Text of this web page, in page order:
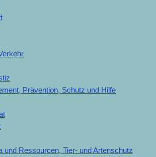
Prävention, Schutz und Hilfe
und Ressourcen, Tier- und Artenschutz